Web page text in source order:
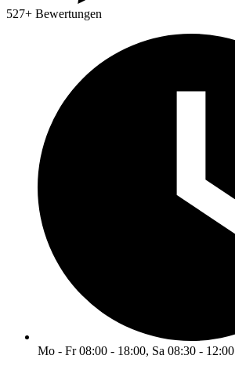
527+ Bewertungen
Mo - Fr 08:00 - 18:00, Sa 08:30 - 12:00